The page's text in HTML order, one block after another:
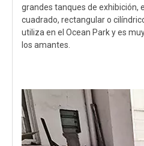
grandes tanques de exhibición,
cuadrado, rectangular o
utiliza en el Ocean Park y es
los amantes.